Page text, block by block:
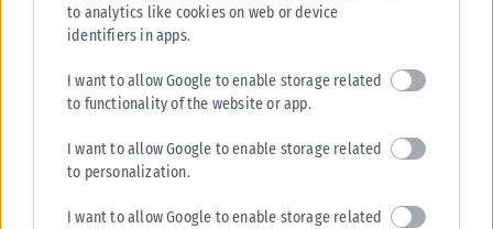
to analytics like cookies on web or device
identifiers in apps.
I want to allow Google to enable storage related
to functionality of the website or app.
I want to allow Google to enable storage related
to personalization.
I want to allow Google to enable storage related